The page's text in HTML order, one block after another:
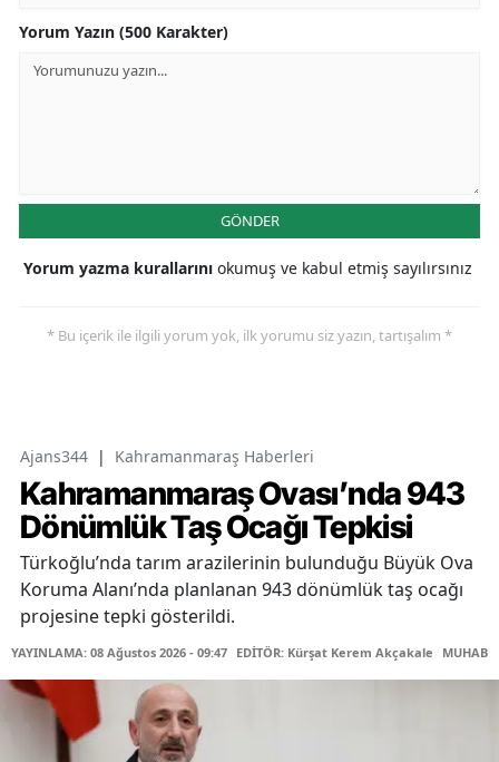
Yorum Yazın (500 Karakter)
GÖNDER
Yorum yazma kurallarını okumuş ve kabul etmiş sayılırsınız
* Bu içerik ile ilgili yorum yok, ilk yorumu siz yazın, tartışalım *
Ajans344 | Kahramanmaraş Haberleri
Kahramanmaraş Ovası’nda 943
Dönümlük Taş Ocağı Tepkisi
Türkoğlu’nda tarım arazilerinin bulunduğu Büyük Ova
Koruma Alanı’nda planlanan 943 dönümlük taş ocağı
projesine tepki gösterildi.
YAYINLAMA: 08 Ağustos 2026 - 09:47 EDİTÖR: Kürşat Kerem Akçakale